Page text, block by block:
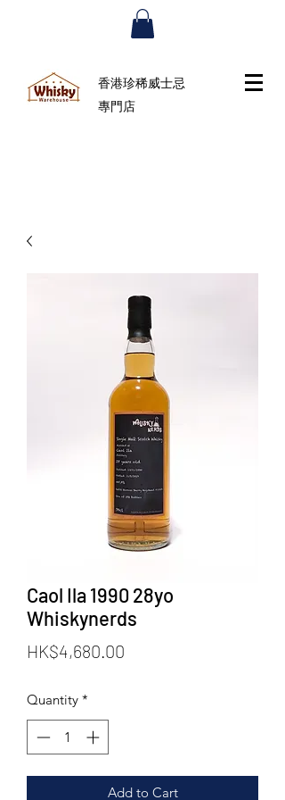
香港珍稀威士忌
專門店
Caol Ila 1990 28yo
Whiskynerds
HK$4,680.00
Quantity *
Add to Cart